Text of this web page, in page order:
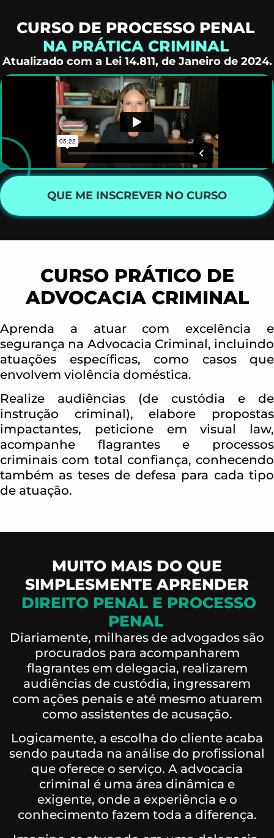
CURSO DE PROCESSO PENAL
NA PRÁTICA CRIMINAL
Atualizado com a Lei 14.811, de Janeiro de 2024.
QUE ME INSCREVER NO CURSO
CURSO PRÁTICO DE
ADVOCACIA CRIMINAL
Aprenda a atuar com excelência e
segurança na Advocacia Criminal, incluindo
atuações específicas, como casos que
envolvem violência doméstica.
Realize audiências (de custódia e de
instrução criminal), elabore propostas
impactantes, peticione em visual law,
acompanhe flagrantes e processos
criminais com total confiança, conhecendo
também as teses de defesa para cada tipo
de atuação.
MUITO MAIS DO QUE
SIMPLESMENTE APRENDER
DIREITO PENAL E PROCESSO
PENAL
Diariamente, milhares de advogados são
procurados para acompanharem
flagrantes em delegacia, realizarem
audiências de custódia, ingressarem
com ações penais e até mesmo atuarem
como assistentes de acusação.
Logicamente, a escolha do cliente acaba
sendo pautada na análise do profissional
que oferece o serviço. A advocacia
criminal é uma área dinâmica e
exigente, onde a experiência e o
conhecimento fazem toda a diferença.